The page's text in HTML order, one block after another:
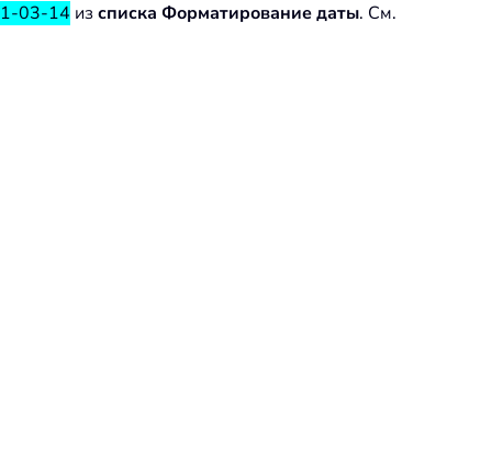
03-14 изсписка Форматирование даты. См.